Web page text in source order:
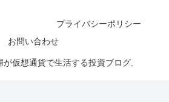
プライバシーポリシー
お問い合わせ
仮想通貨で生活する投資ブログ.